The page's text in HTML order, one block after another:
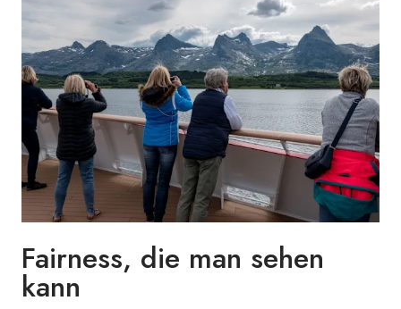
Fairness, die man sehen
kann